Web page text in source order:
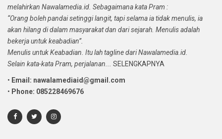
melahirkan Nawalamedia.id. Sebagaimana kata Pram :
“Orang boleh pandai setinggi langit, tapi selama ia tidak menulis, ia
akan hilang di dalam masyarakat dan dari sejarah. Menulis adalah
bekerja untuk keabadian”.
Menulis untuk Keabadian. Itu lah tagline dari Nawalamedia.id.
Selain kata-kata Pram, perjalanan...
SELENGKAPNYA
• Email: nawalamediaid@gmail.com
• Phone: 085228469676